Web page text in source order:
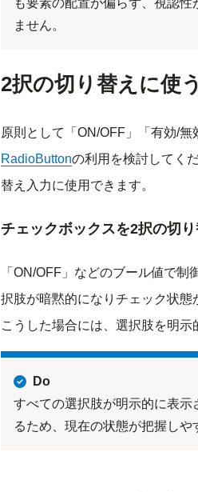
も要素の配置が偏らず、視認性
ません。
2択の切り替えに使
原則として「ON/OFF」「有効/
RadioButtonの利用を検討してく
替え入力に使用できます。
チェックボックスを2択の切
「ON/OFF」などのブール値で
択肢が暗黙的になりチェック状態
こうした場合には、選択肢を明示
Do
すべての選択肢が明示的に表示
るため、現在の状態が把握しや